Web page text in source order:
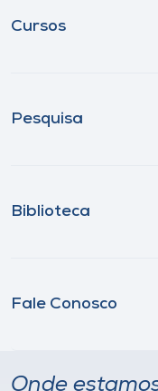
Cursos
Pesquisa
Biblioteca
Fale Conosco
Onde